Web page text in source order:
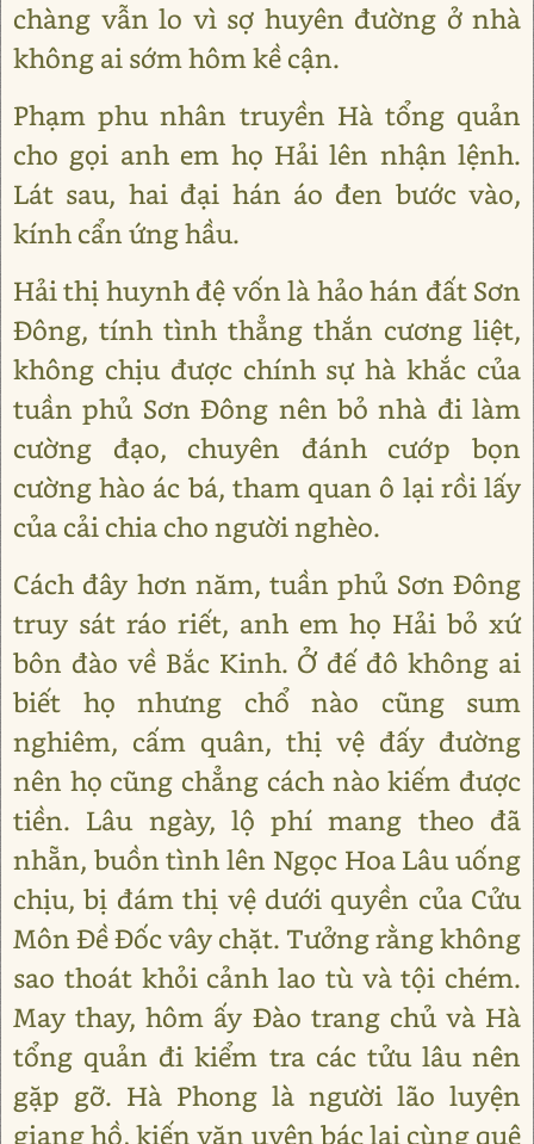
chàng vẫn lo vì sợ huyên đường ở nhà
không ai sớm hôm kề cận.
Phạm phu nhân truyền Hà tổng quản
cho gọi anh em họ Hải lên nhận lệnh.
Lát sau, hai đại hán áo đen bước vào,
kính cẩn ứng hầu.
Hải thị huynh đệ vốn là hảo hán đất Sơn
Đông, tính tình thẳng thắn cương liệt,
không chịu được chính sự hà khắc của
tuần phủ Sơn Đông nên bỏ nhà đi làm
cường đạo, chuyên đánh cướp bọn
cường hào ác bá, tham quan ô lại rồi lấy
của cải chia cho người nghèo.
Cách đây hơn năm, tuần phủ Sơn Đông
truy sát ráo riết, anh em họ Hải bỏ xứ
bôn đào về Bắc Kinh. Ở đế đô không ai
biết họ nhưng chổ nào cũng sum
nghiêm, cấm quân, thị vệ đấy đường
nên họ cũng chẳng cách nào kiếm được
tiền. Lâu ngày, lộ phí mang theo đã
nhẵn, buồn tình lên Ngọc Hoa Lâu uống
chịu, bị đám thị vệ dưới quyền của Cửu
Môn Đề Đốc vây chặt. Tưởng rằng không
sao thoát khỏi cảnh lao tù và tội chém.
May thay, hôm ấy Đào trang chủ và Hà
tổng quản đi kiểm tra các tửu lâu nên
gặp gỡ. Hà Phong là người lão luyện
giang hồ, kiến văn uyên bác lại cùng quê